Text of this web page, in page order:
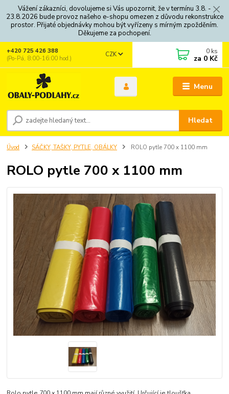
Vážení zákazníci, dovolujeme si Vás upozornit, že v termínu 3.8. -
23.8.2026 bude provoz našeho e-shopu omezen z důvodu rekonstrukce
prostor. Přijaté objednávky mohou být vyřízeny s mírným zpožděním.
Děkujeme za pochopení.
Menu
CZK
Hledat
+420 725 426 388
(Po-Pá, 8:00-16:00 hod.)
0 ks
za 0 Kč
Úvod SÁČKY, TAŠKY, PYTLE, OBÁLKY ROLO pytle 700 x 1100 mm
ROLO pytle 700 x 1100 mm